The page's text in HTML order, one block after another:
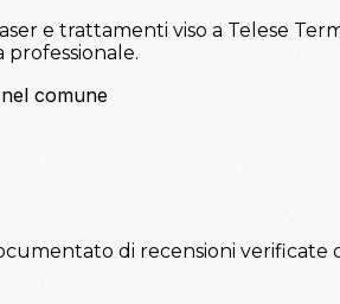
e trattamenti viso a Telese
comune
di recensioni verificate